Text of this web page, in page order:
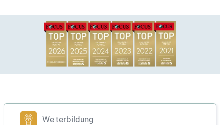
Weiterbildung